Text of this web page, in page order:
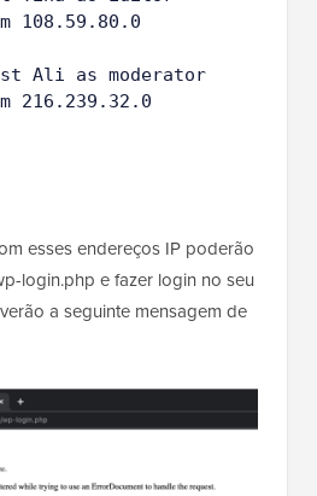
108.59.80.0
Ali as moderator
216.239.32.0
esses endereços IP poderão
login.php e fazer login no seu
a seguinte mensagem de